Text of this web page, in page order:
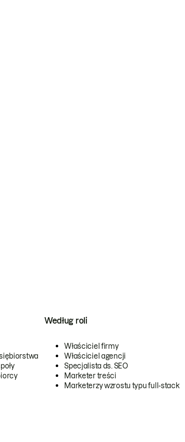
Według roli
Właściciel firmy
Właściciel agencji
Specjalista ds. SEO
Marketer treści
Marketerzy wzrostu typu full-stack